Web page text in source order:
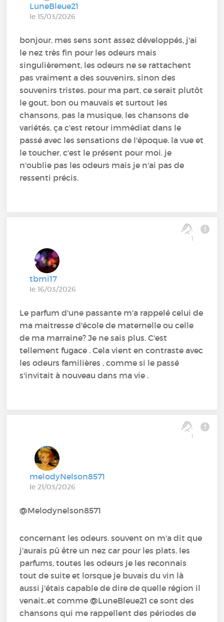
LuneBleue21
le 15/03/2026
bonjour, mes sens sont assez développés, j'ai
le nez très fin pour les odeurs mais
singulièrement, les odeurs ne se rattachent
pas vraiment a des souvenirs, sinon des
souvenirs tristes. pour ma part, ce serait plutôt
le gout, bon ou mauvais et surtout les
chansons, pas la musique, les chansons de
variétés, ça c'est retour immédiat dans le
passé avec les sensations de l'époque. la vue et
le toucher, c'est le présent pour moi. je
n'oublie pas les odeurs mais je n'ai pas de
ressenti précis.
1
tbmi17
le 16/03/2026
Le parfum d'une passante m'a rappelé celui de
ma maitresse d'école de maternelle ou celle
de ma marraine? Je ne sais plus. C'est
tellement fugace . Cela vient en contraste avec
les odeurs familières , comme si le passé
s'invitait à nouveau dans ma vie .
1
melodyNelson8571
le 21/03/2026
@Melodynelson8571
concernant les odeurs. souvent on m'a dit que
j'aurais pû être un nez car pour les plats, les
parfums, toutes les odeurs je les reconnais
tout de suite et lorsque je buvais du vin là
aussi j'étais capable de dire de quelle région il
venait..et comme @LuneBleue21 ce sont des
chansons qui me rappellent des périodes de